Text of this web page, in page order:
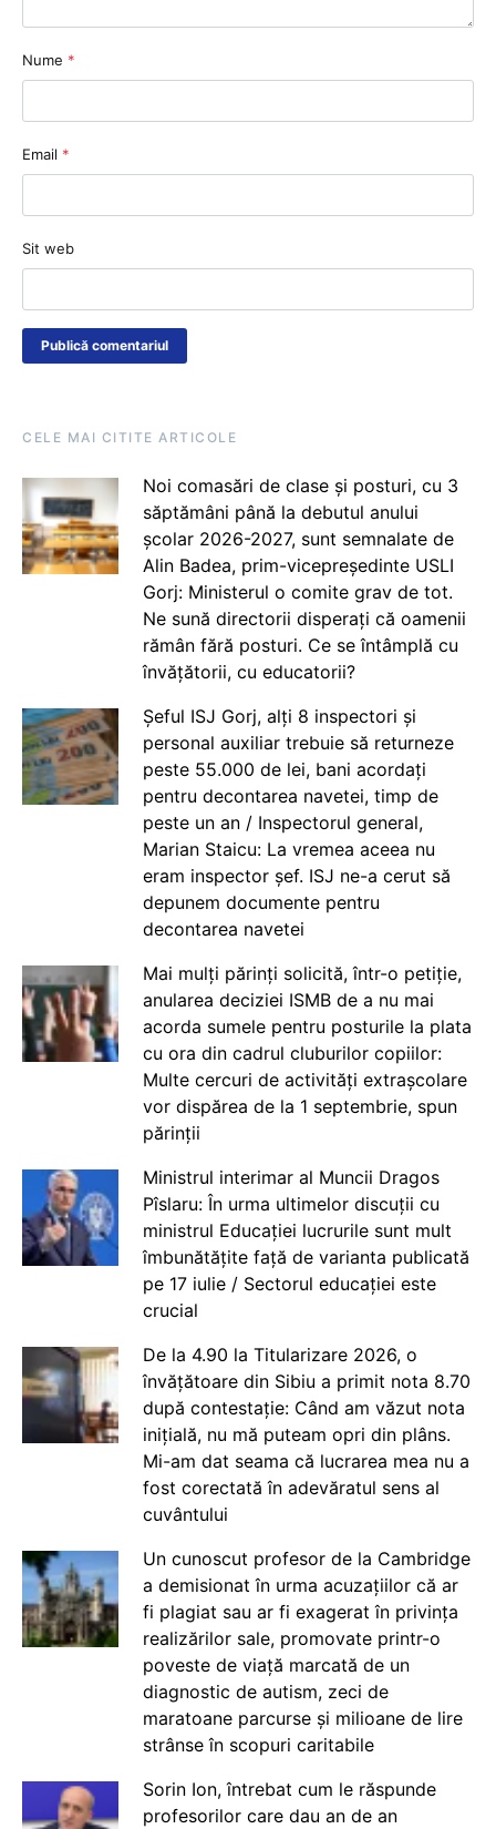
Nume *
Email *
Sit web
CELE MAI CITITE ARTICOLE
Noi comasări de clase și posturi, cu 3
săptămâni până la debutul anului
școlar 2026-2027, sunt semnalate de
Alin Badea, prim-vicepreședinte USLI
Gorj: Ministerul o comite grav de tot.
Ne sună directorii disperați că oamenii
rămân fără posturi. Ce se întâmplă cu
învățătorii, cu educatorii?
Șeful ISJ Gorj, alți 8 inspectori și
personal auxiliar trebuie să returneze
peste 55.000 de lei, bani acordați
pentru decontarea navetei, timp de
peste un an / Inspectorul general,
Marian Staicu: La vremea aceea nu
eram inspector șef. ISJ ne-a cerut să
depunem documente pentru
decontarea navetei
Mai mulți părinți solicită, într-o petiție,
anularea deciziei ISMB de a nu mai
acorda sumele pentru posturile la plata
cu ora din cadrul cluburilor copiilor:
Multe cercuri de activități extrașcolare
vor dispărea de la 1 septembrie, spun
părinții
Ministrul interimar al Muncii Dragos
Pîslaru: În urma ultimelor discuții cu
ministrul Educației lucrurile sunt mult
îmbunătățite față de varianta publicată
pe 17 iulie / Sectorul educației este
crucial
De la 4.90 la Titularizare 2026, o
învățătoare din Sibiu a primit nota 8.70
după contestație: Când am văzut nota
inițială, nu mă puteam opri din plâns.
Mi-am dat seama că lucrarea mea nu a
fost corectată în adevăratul sens al
cuvântului
Un cunoscut profesor de la Cambridge
a demisionat în urma acuzațiilor că ar
fi plagiat sau ar fi exagerat în privința
realizărilor sale, promovate printr-o
poveste de viață marcată de un
diagnostic de autism, zeci de
maratoane parcurse și milioane de lire
strânse în scopuri caritabile
Sorin Ion, întrebat cum le răspunde
profesorilor care dau an de an